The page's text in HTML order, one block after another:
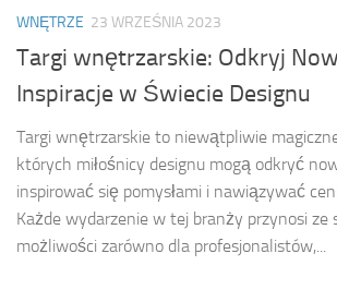
WNĘTRZE 23 WRZEŚNIA 2023
Targi wnętrzarskie: Odkryj
Inspiracje w Świecie Designu
Targi wnętrzarskie to niewątpliwie
których miłośnicy designu mogą odkryć
inspirować się pomysłami i nawiązywać
Każde wydarzenie w tej branży przynosi ze
możliwości zarówno dla profesjonalistów,...